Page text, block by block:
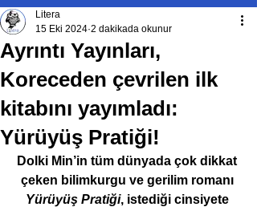
Ayrıntı Yayınları,
Koreceden çevrilen ilk
kitabını yayımladı:
Yürüyüş Pratiği!
Litera
15 Eki 2024 2 dakikada okunur
Dolki Min’in tüm dünyada çok dikkat
çeken bilimkurgu ve gerilim romanı
Yürüyüş Pratiği, istediği cinsiyete